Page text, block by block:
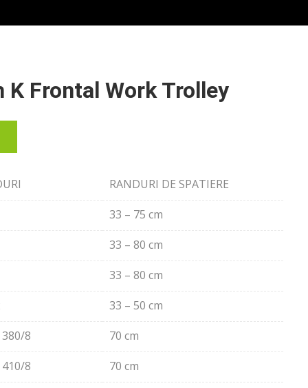
K Frontal Work Trolley
RANDURI DE SPATIERE
33 – 75 cm
33 – 80 cm
33 – 80 cm
33 – 50 cm
8
70 cm
8
70 cm